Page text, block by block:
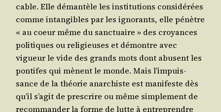
cable. Elle déman­tèle les ins­ti­tu­tions consi­dé­rées
comme intan­gibles par les igno­rants, elle pénètre
« au coeur même du sanc­tuaire » des croyances
poli­tiques ou reli­gieuses et démontre avec
vigueur le vide des grands mots dont abusent les
pon­tifes qui mènent le monde. Mais l’im­puis­
sance de la théo­rie anar­chiste est mani­feste dès
qu’il s’a­git de pres­crire ou même sim­ple­ment de
recom­man­der la forme de lutte à entre­prendre